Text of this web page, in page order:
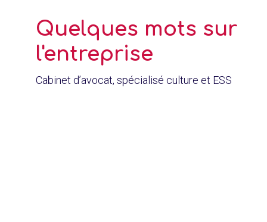
Quelques mots sur
l'entreprise
Cabinet d’avocat, spécialisé culture et ESS